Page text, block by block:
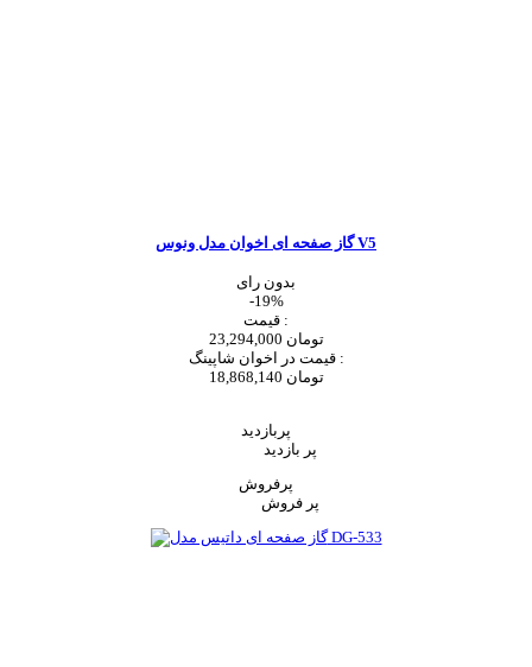
گاز صفحه ای اخوان مدل ونوس V5
بدون رای
-19%
قیمت :
23,294,000 تومان
قیمت در اخوان شاپینگ :
18,868,140 تومان
پربازدید
پر بازدید
پرفروش